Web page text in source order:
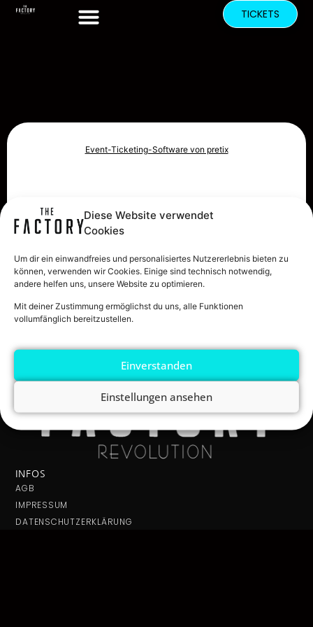
Diese Website verwendet
Cookies
Um dir ein einwandfreies und personalisiertes Nutzererlebnis bieten zu
können, verwenden wir Cookies. Einige sind technisch notwendig,
andere helfen uns, unsere Website zu optimieren.
Mit deiner Zustimmung ermöglichst du uns, alle Funktionen
vollumfänglich bereitzustellen.
Einverstanden
Einstellungen ansehen
TICKETS
Event-Ticketing-Software von pretix
INFOS
AGB
IMPRESSUM
DATENSCHUTZERKLÄRUNG